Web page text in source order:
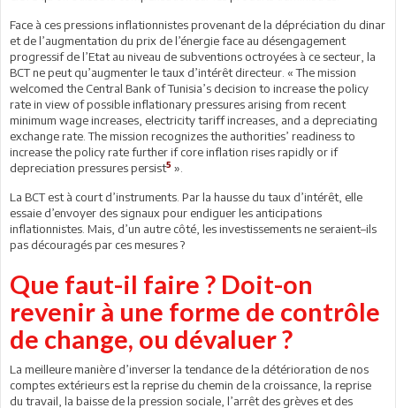
Face à ces pressions inflationnistes provenant de la dépréciation du dinar
et de l’augmentation du prix de l’énergie face au désengagement
progressif de l’Etat au niveau de subventions octroyées à ce secteur, la
BCT ne peut qu’augmenter le taux d’intérêt directeur. « The mission
welcomed the Central Bank of Tunisia’s decision to increase the policy
rate in view of possible inflationary pressures arising from recent
minimum wage increases, electricity tariff increases, and a depreciating
exchange rate. The mission recognizes the authorities’ readiness to
increase the policy rate further if core inflation rises rapidly or if
depreciation pressures persist5 ».
La BCT est à court d’instruments. Par la hausse du taux d’intérêt, elle
essaie d’envoyer des signaux pour endiguer les anticipations
inflationnistes. Mais, d’un autre côté, les investissements ne seraient–ils
pas découragés par ces mesures ?
Que faut-il faire ? Doit-on
revenir à une forme de contrôle
de change, ou dévaluer ?
La meilleure manière d’inverser la tendance de la détérioration de nos
comptes extérieurs est la reprise du chemin de la croissance, la reprise
du travail, la baisse de la pression sociale, l’arrêt des grèves et des